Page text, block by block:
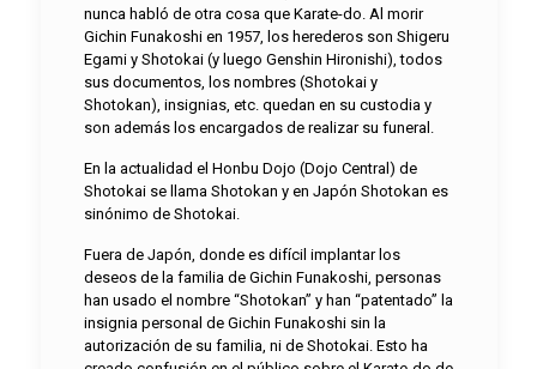
nunca habló de otra cosa que Karate-do. Al morir
Gichin Funakoshi en 1957, los herederos son Shigeru
Egami y Shotokai (y luego Genshin Hironishi), todos
sus documentos, los nombres (Shotokai y
Shotokan), insignias, etc. quedan en su custodia y
son además los encargados de realizar su funeral.
En la actualidad el Honbu Dojo (Dojo Central) de
Shotokai se llama Shotokan y en Japón Shotokan es
sinónimo de Shotokai.
Fuera de Japón, donde es difícil implantar los
deseos de la familia de Gichin Funakoshi, personas
han usado el nombre “Shotokan” y han “patentado” la
insignia personal de Gichin Funakoshi sin la
autorización de su familia, ni de Shotokai. Esto ha